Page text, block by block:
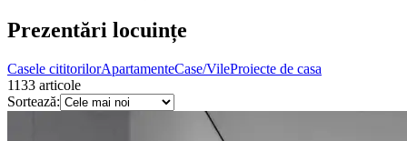
Prezentări locuințe
Casele cititorilorApartamenteCase/VileProiecte de casa
1133 articole
Sortează: